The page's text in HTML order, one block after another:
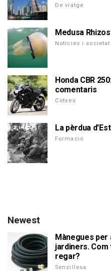
De viatge
Medusa
Notícies i societat
Honda CBR
comentaris
Cotxes
La pèrdua
Formació
Newest
Mànegues per
jardiners.
regar?
Senzillesa